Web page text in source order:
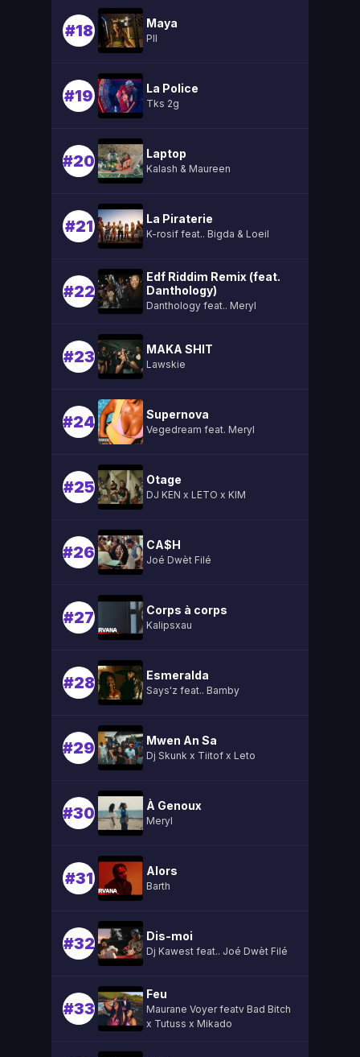
#18 Maya
Pll
#19 La Police
Tks 2g
#20 Laptop
Kalash & Maureen
#21 La Piraterie
K-rosif feat.. Bigda & Loeil
#22
Edf Riddim Remix (feat.
Danthology)
Danthology feat.. Meryl
#23 MAKA SHIT
Lawskie
#24 Supernova
Vegedream feat. Meryl
#25 Otage
DJ KEN x LETO x KIM
#26 CA$H
Joé Dwèt Filé
#27 Corps à corps
Kalipsxau
#28 Esmeralda
Says'z feat.. Bamby
#29 Mwen An Sa
Dj Skunk x Tiitof x Leto
#30 À Genoux
Meryl
#31 Alors
Barth
#32 Dis-moi
Dj Kawest feat.. Joé Dwèt Filé
#33
Feu
Maurane Voyer featv Bad Bitch
x Tutuss x Mikado